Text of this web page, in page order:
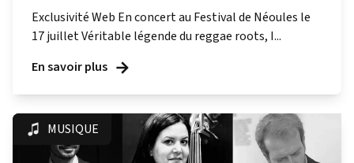
Exclusivité Web En concert au Festival de Néoules le
17 juillet Véritable légende du reggae roots, I...
En savoir plus
MUSIQUE